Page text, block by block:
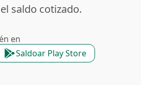
saldo cotizado.
en
Saldoar Play Store